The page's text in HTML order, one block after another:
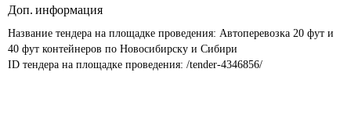
Доп. информация
Название тендера на площадке проведения: Автоперевозка 20 фут и
40 фут контейнеров по Новосибирску и Сибири
ID тендера на площадке проведения: /tender-4346856/